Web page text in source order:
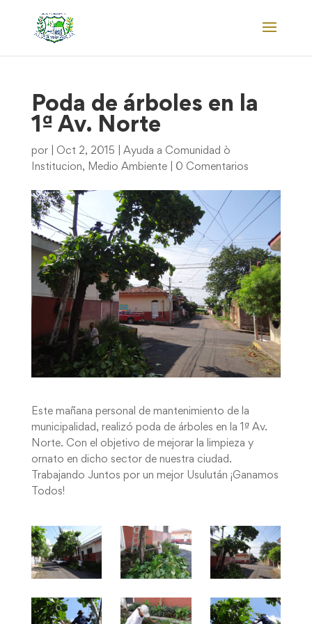
Poda de árboles en la
1ª Av. Norte
por Oct 2, 2015
Ayuda a Comunidad ò
Institucion, Medio Ambiente| 0 Comentarios
Este mañana personal de mantenimiento de la
municipalidad, realizó poda de árboles en la 1ª Av.
Norte. Con el objetivo de mejorar la limpieza y
ornato en dicho sector de nuestra ciudad.
Trabajando Juntos por un mejor Usulután ¡Ganamos
Todos!